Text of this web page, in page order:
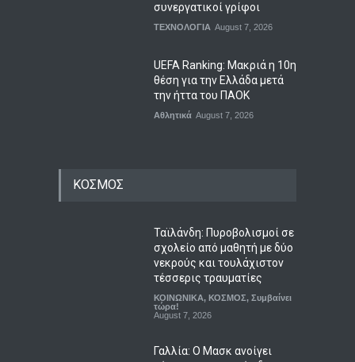
συνεργατικοί γρίφοι
ΤΕΧΝΟΛΟΓΙΑ August 7, 2026
UEFA Ranking: Μακριά η 10η
θέση για την Ελλάδα μετά
την ήττα του ΠΑΟΚ
Αθλητικά August 7, 2026
ΚΟΣΜΟΣ
Ταϊλάνδη: Πυροβολισμοί σε
σχολείο από μαθητή με δύο
νεκρούς και τουλάχιστον
τέσσερις τραυματίες
ΚΟΙΝΩΝΙΚΑ, ΚΟΣΜΟΣ, Συμβαίνει
τώρα!
August 7, 2026
Γαλλία: Ο Μασκ ανοίγει